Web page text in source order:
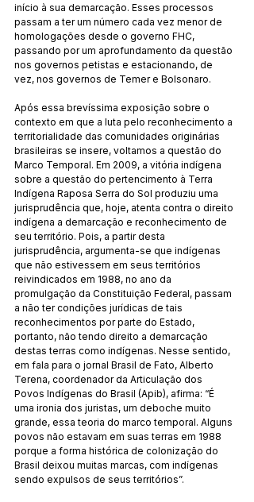
início à sua demarcação. Esses processos
passam a ter um número cada vez menor de
homologações desde o governo FHC,
passando por um aprofundamento da questão
nos governos petistas e estacionando, de
vez, nos governos de Temer e Bolsonaro.
Após essa brevíssima exposição sobre o
contexto em que a luta pelo reconhecimento a
territorialidade das comunidades originárias
brasileiras se insere, voltamos a questão do
Marco Temporal. Em 2009, a vitória indígena
sobre a questão do pertencimento à Terra
Indígena Raposa Serra do Sol produziu uma
jurisprudência que, hoje, atenta contra o direito
indígena a demarcação e reconhecimento de
seu território. Pois, a partir desta
jurisprudência, argumenta-se que indígenas
que não estivessem em seus territórios
reivindicados em 1988, no ano da
promulgação da Constituição Federal, passam
a não ter condições jurídicas de tais
reconhecimentos por parte do Estado,
portanto, não tendo direito a demarcação
destas terras como indígenas. Nesse sentido,
em fala para o jornal Brasil de Fato, Alberto
Terena, coordenador da Articulação dos
Povos Indígenas do Brasil (Apib), afirma: “É
uma ironia dos juristas, um deboche muito
grande, essa teoria do marco temporal. Alguns
povos não estavam em suas terras em 1988
porque a forma histórica de colonização do
Brasil deixou muitas marcas, com indígenas
sendo expulsos de seus territórios”.